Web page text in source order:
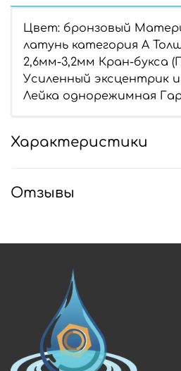
Цвет: бронзовый
латунь категория А
2,6мм-3,2мм Кран-букса
Усиленный эксцентрик
Лейка однорежимная
Характеристики
Отзывы